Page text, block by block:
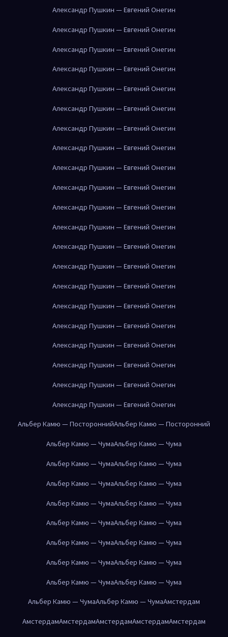
Александр Пушкин — Евгений Онегин
Александр Пушкин — Евгений Онегин
Александр Пушкин — Евгений Онегин
Александр Пушкин — Евгений Онегин
Александр Пушкин — Евгений Онегин
Александр Пушкин — Евгений Онегин
Александр Пушкин — Евгений Онегин
Александр Пушкин — Евгений Онегин
Александр Пушкин — Евгений Онегин
Александр Пушкин — Евгений Онегин
Александр Пушкин — Евгений Онегин
Александр Пушкин — Евгений Онегин
Александр Пушкин — Евгений Онегин
Александр Пушкин — Евгений Онегин
Александр Пушкин — Евгений Онегин
Александр Пушкин — Евгений Онегин
Александр Пушкин — Евгений Онегин
Александр Пушкин — Евгений Онегин
Александр Пушкин — Евгений Онегин
Александр Пушкин — Евгений Онегин
Александр Пушкин — Евгений Онегин
Альбер Камю — ПостороннийАльбер Камю — Посторонний
Альбер Камю — ЧумаАльбер Камю — Чума
Альбер Камю — ЧумаАльбер Камю — Чума
Альбер Камю — ЧумаАльбер Камю — Чума
Альбер Камю — ЧумаАльбер Камю — Чума
Альбер Камю — ЧумаАльбер Камю — Чума
Альбер Камю — ЧумаАльбер Камю — Чума
Альбер Камю — ЧумаАльбер Камю — Чума
Альбер Камю — ЧумаАльбер Камю — Чума
Альбер Камю — ЧумаАльбер Камю — ЧумаАмстердам
АмстердамАмстердамАмстердамАмстердамАмстердам